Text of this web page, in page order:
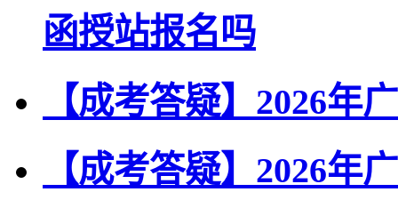
函授站报名吗
【成考答疑】2026年
【成考答疑】2026年